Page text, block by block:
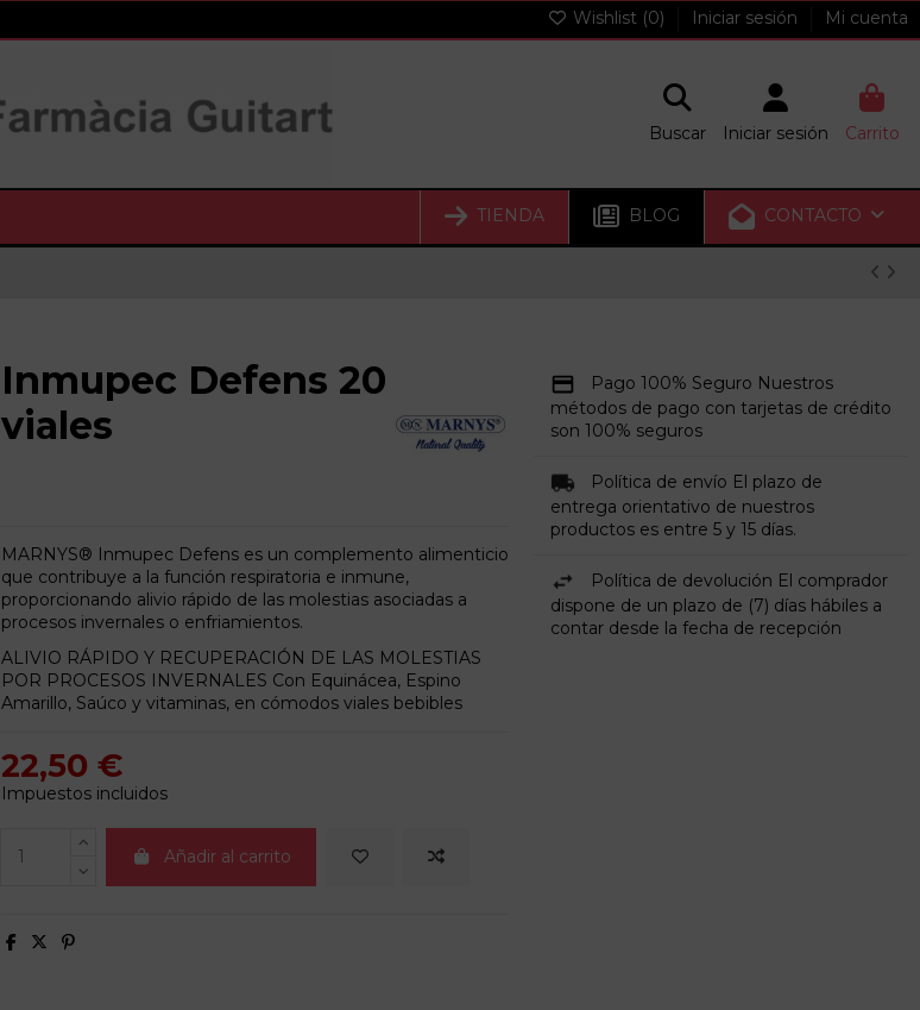
Wishlist (0) Iniciar sesión Mi cuenta
Buscar Iniciar sesión Carrito
CONTACTO
BLOG
TIENDA
Inmupec Defens 20
viales
MARNYS® Inmupec Defens es un complemento alimenticio
que contribuye a la función respiratoria e inmune,
proporcionando alivio rápido de las molestias asociadas a
procesos invernales o enfriamientos.
ALIVIO RÁPIDO Y RECUPERACIÓN DE LAS MOLESTIAS
POR PROCESOS INVERNALES Con Equinácea, Espino
Amarillo, Saúco y vitaminas, en cómodos viales bebibles
22,50 €
Impuestos incluidos
Añadir al carrito
Pago 100% Seguro Nuestros
métodos de pago con tarjetas de crédito
son 100% seguros
Política de envío El plazo de
entrega orientativo de nuestros
productos es entre 5 y 15 días.
Política de devolución El comprador
dispone de un plazo de (7) días hábiles a
contar desde la fecha de recepción